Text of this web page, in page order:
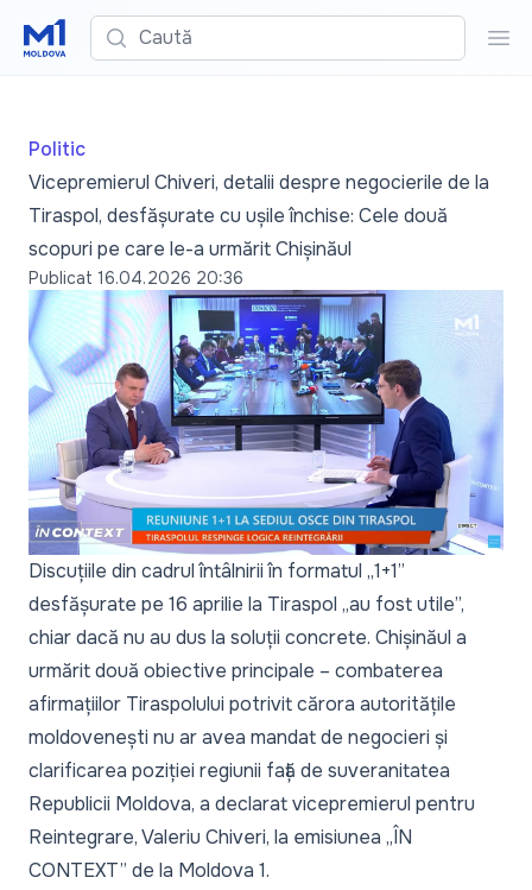
Caută
Politic
Vicepremierul Chiveri, detalii despre negocierile de la
Tiraspol, desfășurate cu ușile închise: Cele două
scopuri pe care le-a urmărit Chișinăul
Publicat 16.04.2026 20:36
Discuțiile din cadrul întâlnirii în formatul „1+1”
desfășurate pe 16 aprilie la Tiraspol „au fost utile”,
chiar dacă nu au dus la soluții concrete. Chișinăul a
urmărit două obiective principale – combaterea
afirmațiilor Tiraspolului potrivit cărora autoritățile
moldovenești nu ar avea mandat de negocieri și
clarificarea poziției regiunii față de suveranitatea
Republicii Moldova, a declarat vicepremierul pentru
Reintegrare, Valeriu Chiveri, la emisiunea „ÎN
CONTEXT” de la Moldova 1.